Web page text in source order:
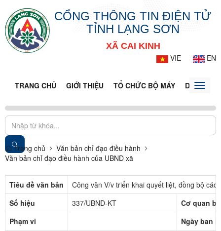
CỔNG THÔNG TIN ĐIỆN TỬ
TỈNH LẠNG SƠN
XÃ CAI KINH
VIE
EN
TRANG CHỦ GIỚI THIỆU TỔ CHỨC BỘ MÁY DOANH
Toggle
Trang chủ
Văn bản chỉ đạo điều hành
Văn bản chỉ đạo điều hành của UBND xã
Tiêu đề văn bản
Công văn V/v triển khai quyết liệt, đồng bộ
Số hiệu
337/UBND-KT
Cơ quan
Phạm vi
Ngày ban